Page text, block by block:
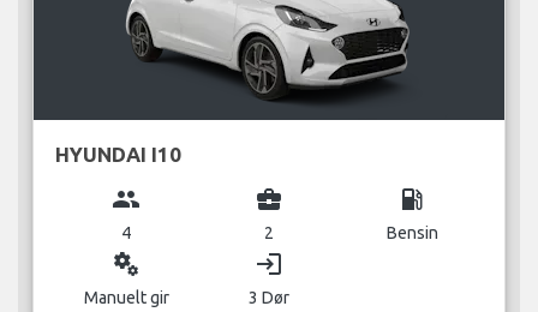
HYUNDAI I10
group
4
business_center
2
local_gas_station
Bensin
miscellaneous_services
Manuelt gir
login
3 Dør